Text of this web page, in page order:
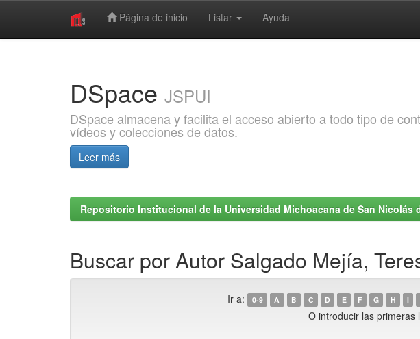
Página de inicio Listar Ayuda
DSpace JSPUI
DSpace almacena y facilita el acceso abierto a todo tipo de
vídeos y colecciones de datos.
Leer más
Repositorio Institucional de la Universidad Michoacana de San Nicolás
Buscar por Autor Salgado Mejía,
Ir a: 0-9 A B C D E F G H I
O introducir las primeras